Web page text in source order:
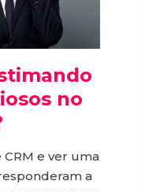
no
e ver uma
a